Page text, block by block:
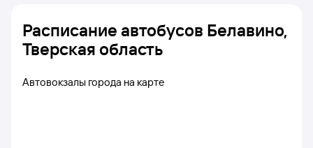
Расписание автобусов Белавино,
Тверская область
Автовокзалы города на карте